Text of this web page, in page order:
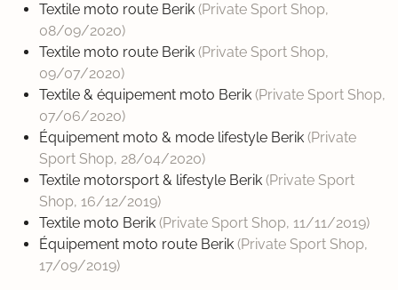
Textile moto route Berik (Private Sport Shop,
08/09/2020)
Textile moto route Berik (Private Sport Shop,
09/07/2020)
Textile & équipement moto Berik (Private Sport Shop,
07/06/2020)
Équipement moto & mode lifestyle Berik (Private
Sport Shop, 28/04/2020)
Textile motorsport & lifestyle Berik (Private Sport
Shop, 16/12/2019)
Textile moto Berik (Private Sport Shop, 11/11/2019)
Équipement moto route Berik (Private Sport Shop,
17/09/2019)